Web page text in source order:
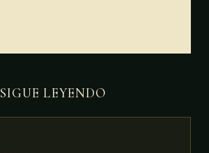
SIGUE LEYENDO